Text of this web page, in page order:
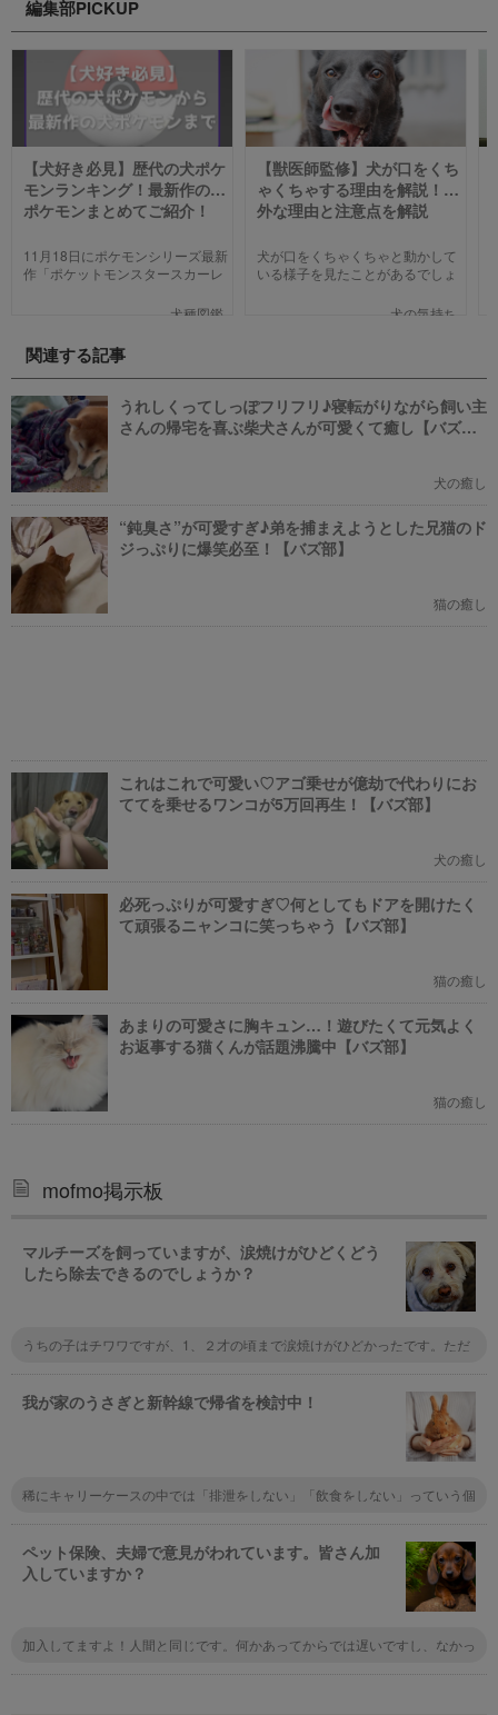
編集部PICKUP
【犬好き必見】歴代の犬ポケ
モンランキング！最新作の犬
ポケモンまとめてご紹介！
11月18日にポケモンシリーズ最新
作「ポケットモンスタースカーレ
オレット」が世界同時発売しまし
ケモン総まとめ」をお送りしま
す。今までポケモンに興味がなか
った方も、可愛くてかっこいい犬
モチーフのポケモンにメロメロに
なっちゃうかも。
犬種図鑑
【獣医師監修】犬が口をくち
ゃくちゃする理由を解説！意
外な理由と注意点を解説
犬が口をくちゃくちゃと動かして
いる様子を見たことがあるでしょ
から気になっている飼い主さんも
犬の気持ち
関連する記事
うれしくってしっぽフリフリ♪寝転がりながら飼い主
さんの帰宅を喜ぶ柴犬さんが可愛くて癒し【バズ
犬の癒し
“鈍臭さ”が可愛すぎ♪弟を捕まえようとした兄猫のド
ジっぷりに爆笑必至！【バズ部】
猫の癒し
これはこれで可愛い♡アゴ乗せが億劫で代わりにお
ててを乗せるワンコが5万回再生！【バズ部】
犬の癒し
必死っぷりが可愛すぎ♡何としてもドアを開けたく
て頑張るニャンコに笑っちゃう【バズ部】
猫の癒し
あまりの可愛さに胸キュン…！遊びたくて元気よく
お返事する猫くんが話題沸騰中【バズ部】
猫の癒し
mofmo掲示板
マルチーズを飼っていますが、涙焼けがひどくどう
したら除去できるのでしょうか？
うちの子はチワワですが、1、２才の頃まで涙焼けがひどかったです。ただ
その後ずっと涙焼けしなくなりました。
我が家のうさぎと新幹線で帰省を検討中！
稀にキャリーケースの中では「排泄をしない」「飲食をしない」っていう個
は指定席でペットを置く座席を予約しておくのもおすすめだけど会社によっ
て違うので実際使うところの鉄道会社に問い合わせてみて！
ペット保険、夫婦で意見がわれています。皆さん加
入していますか？
加入してますよ！人間と同じです。何かあってからでは遅いですし、なかっ
思わないでしょ？